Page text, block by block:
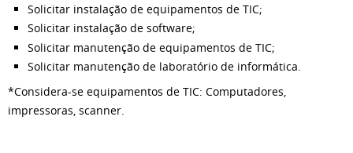
Solicitar instalação de equipamentos de TIC;
Solicitar instalação de software;
Solicitar manutenção de equipamentos de TIC;
Solicitar manutenção de laboratório de informática.
*Considera-se equipamentos de TIC: Computadores,
impressoras, scanner.